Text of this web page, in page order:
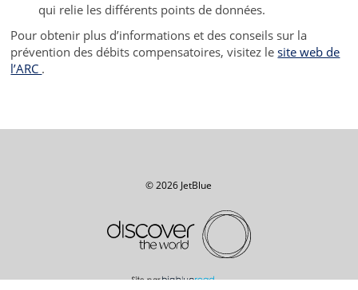
qui relie les différents points de données.
Pour obtenir plus d’informations et des conseils sur la
prévention des débits compensatoires, visitez lesite web de
l’ARC .
© 2026 JetBlue